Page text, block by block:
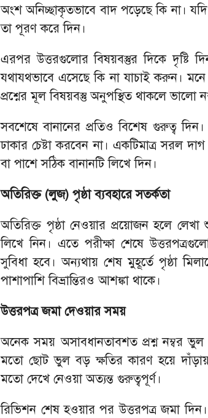
অংশ অনিচ্ছাকৃতভাবে বাদ পড়েছে কি না।
তা পূরণ করে দিন।
এরপর উত্তরগুলোর বিষয়বস্তুর দিকে দৃষ্টি
যথাযথভাবে এসেছে কি না যাচাই করুন।
প্রশ্নের মূল বিষয়বস্তু অনুপস্থিত থাকলে ভালো
সবশেষে বানানের প্রতিও বিশেষ গুরুত্ব
ঢাকার চেষ্টা করবেন না। একটিমাত্র সরল
বা পাশে সঠিক বানানটি লিখে দিন।
অতিরিক্ত (লুজ) পৃষ্ঠা ব্যবহারে সতর্কতা
অতিরিক্ত পৃষ্ঠা নেওয়ার প্রয়োজন হলে
লিখে নিন। এতে পরীক্ষা শেষে
সুবিধা হবে। অন্যথায় শেষ মুহূর্তে পৃষ্ঠা
পাশাপাশি বিভ্রান্তিরও আশঙ্কা থাকে।
উত্তরপত্র জমা দেওয়ার সময়
অনেক সময় অসাবধানতাবশত প্রশ্ন নম্বর ভুল
মতো ছোট ভুল বড় ক্ষতির কারণ হয়ে
মতো দেখে নেওয়া অত্যন্ত গুরুত্বপূর্ণ।
রিভিশন শেষ হওয়ার পর উত্তরপত্র জমা